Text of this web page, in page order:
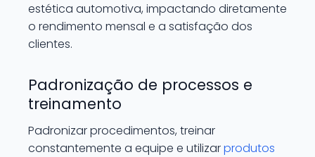
estética automotiva, impactando diretamente
o rendimento mensal e a satisfação dos
clientes.
Padronização de processos e
treinamento
Padronizar procedimentos, treinar
constantemente a equipe e utilizarprodutos